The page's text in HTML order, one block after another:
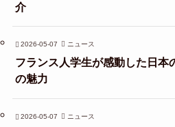
介
2026-05-07 ニュース
フランス人学生が感動した日本
の魅力
2026-05-07 ニュース